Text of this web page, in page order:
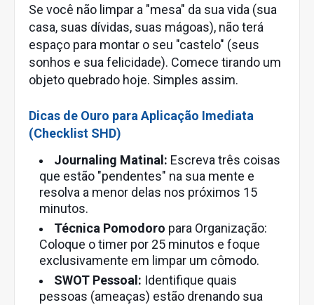
Se você não limpar a "mesa" da sua vida (sua
casa, suas dívidas, suas mágoas), não terá
espaço para montar o seu "castelo" (seus
sonhos e sua felicidade). Comece tirando um
objeto quebrado hoje. Simples assim.
Dicas de Ouro para Aplicação Imediata
(Checklist SHD)
Journaling Matinal: Escreva três coisas
que estão "pendentes" na sua mente e
resolva a menor delas nos próximos 15
minutos.
Técnica Pomodoro para Organização:
Coloque o timer por 25 minutos e foque
exclusivamente em limpar um cômodo.
SWOT Pessoal: Identifique quais
pessoas (ameaças) estão drenando sua